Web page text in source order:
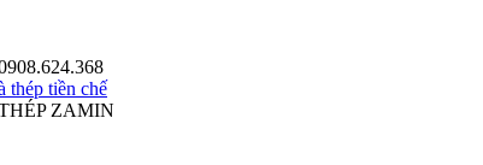
ZAMIN